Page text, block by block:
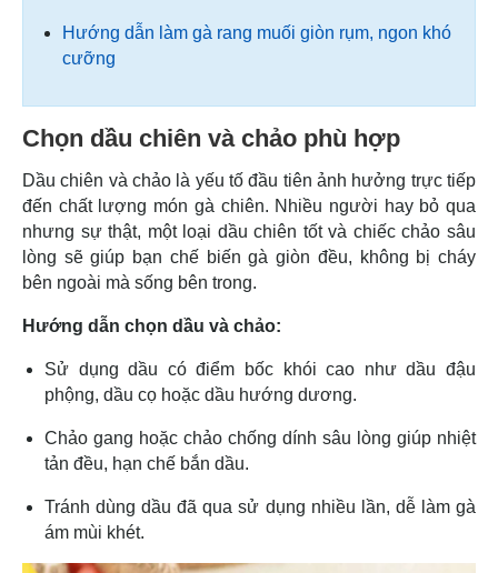
Hướng dẫn làm gà rang muối giòn rụm, ngon khó
cưỡng
Chọn dầu chiên và chảo phù hợp
Dầu chiên và chảo là yếu tố đầu tiên ảnh hưởng trực tiếp
đến chất lượng món gà chiên. Nhiều người hay bỏ qua
nhưng sự thật, một loại dầu chiên tốt và chiếc chảo sâu
lòng sẽ giúp bạn chế biến gà giòn đều, không bị cháy
bên ngoài mà sống bên trong.
Hướng dẫn chọn dầu và chảo:
Sử dụng dầu có điểm bốc khói cao như dầu đậu
phộng, dầu cọ hoặc dầu hướng dương.
Chảo gang hoặc chảo chống dính sâu lòng giúp nhiệt
tản đều, hạn chế bắn dầu.
Tránh dùng dầu đã qua sử dụng nhiều lần, dễ làm gà
ám mùi khét.